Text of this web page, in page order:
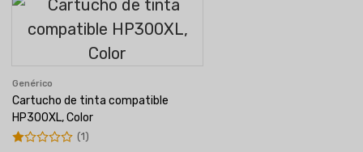
Genérico
Cartucho de tinta compatible
HP300XL, Color
(1)